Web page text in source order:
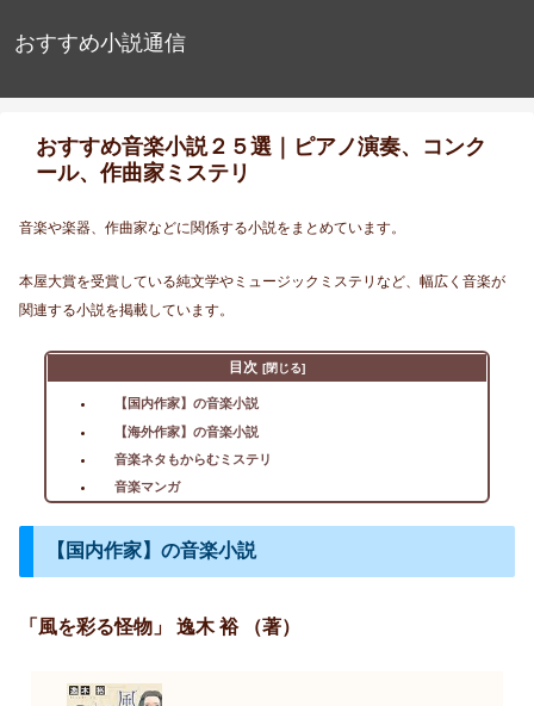
おすすめ小説通信
おすすめ音楽小説２５選｜ピアノ演奏、コンク
ール、作曲家ミステリ
音楽や楽器、作曲家などに関係する小説をまとめています。
本屋大賞を受賞している純文学やミュージックミステリなど、幅広く音楽が
関連する小説を掲載しています。
目次
【国内作家】の音楽小説
【海外作家】の音楽小説
音楽ネタもからむミステリ
音楽マンガ
【国内作家】の音楽小説
「風を彩る怪物」 逸木 裕 （著）